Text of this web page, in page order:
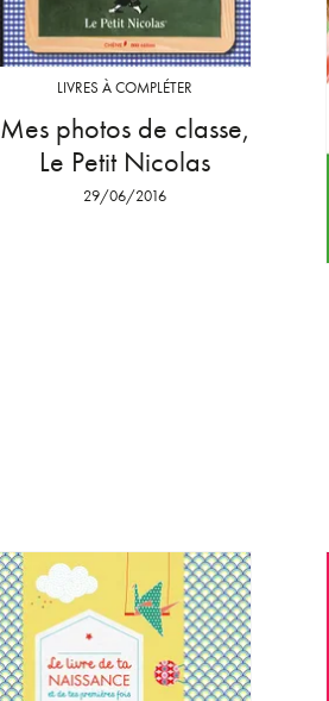
LIVRES À COMPLÉTER
Mes photos de classe,
Le Petit Nicolas
29/06/2016